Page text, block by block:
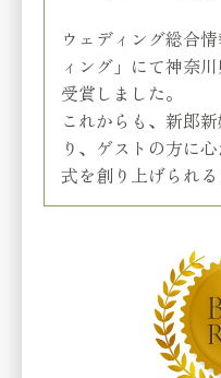
プライバシーポリシー
ウェディング総合
ィング」にて神奈
受賞しました。
これからも、新郎
り、 ゲストの方に
式を創り上げられ